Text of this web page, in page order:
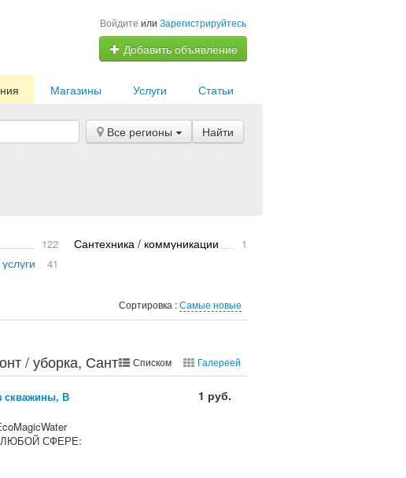
Войдите или Зарегистрируйтесь
Добавить объявление
Статьи
Услуги
Магазины
Все регионы Найти
122 Сантехника / коммуникации 1
41
Сортировка :Самые новые
/ уборка, Сантехника /
Списком Галереей
скважины, В
ЛЮБОЙ СФЕРЕ:
1 руб.